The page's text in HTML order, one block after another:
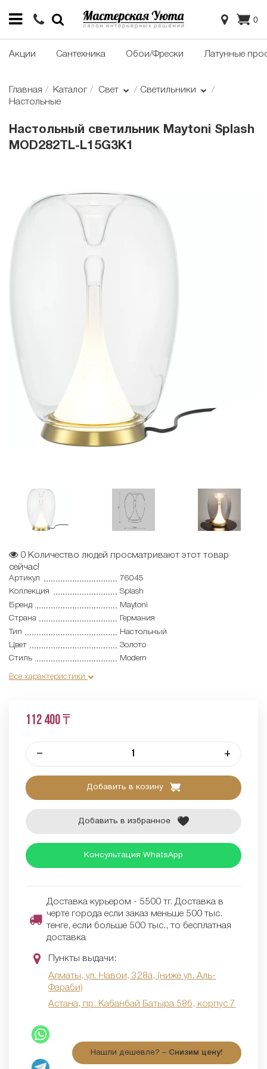
0
Акции Сантехника Обои/Фрески Латунные
Главная Каталог Свет
Светильники
Настольные
Настольный светильник Maytoni Splash
MOD282TL-L15G3K1
0 Количество людей просматривают этот товар
сейчас!
Артикул
76045
Коллекция
Splash
Бренд
Maytoni
Страна
Германия
Тип
Настольный
Цвет
Золото
Стиль
Modern
Все характеристики
112 400 ₸
– +
Добавить в козину
Добавить в избранное
Консультация WhatsApp
Доставка курьером - 5500 тг. Доставка в
черте города если заказ меньше 500 тыс.
тенге, если больше 500 тыс., то бесплатная
доставка
Пункты выдачи:
Алматы, ул. Навои, 328а, (ниже ул. Аль-
Фараби)
Астана, пр. Кабанбай Батыра 58б, корпус 7
Нашли дешевле? – Снизим цену!